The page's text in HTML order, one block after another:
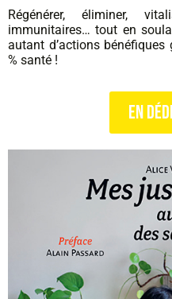
Régénérer, éliminer,
immunitaires… tout en
autant d’actions
% santé !
en